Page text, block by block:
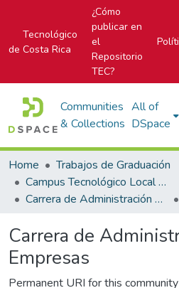
Tecnológico
de Costa Rica
¿Cómo
publicar en
el
Repositorio
TEC?
Communities
& Collections
All of
DSpace
Home
Trabajos de Graduación
Campus Tecnológico Local San Carlos
Carrera de Administración de Empresas
Carrera de
Empresas
Permanent URI for this community